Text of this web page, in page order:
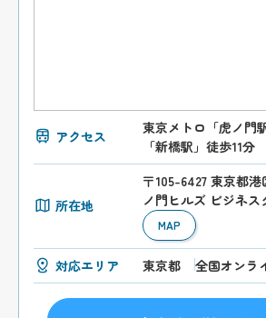
アクセス
東京メトロ「虎ノ門
「新橋駅」徒歩11分
所在地
〒105-6427 東京都
ノ門ヒルズ ビジネス
MAP
対応エリア 東京都 全国オンラ